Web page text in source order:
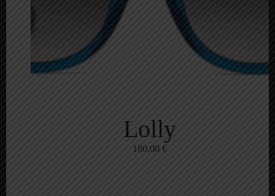
Lolly
180,00 €